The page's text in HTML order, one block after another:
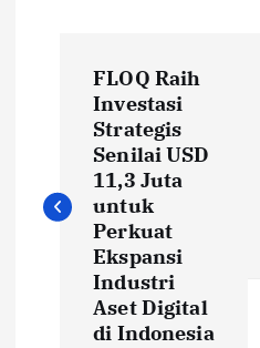
t
FLOQ Raih
Investasi
Strategis
Senilai USD
11,3 Juta
untuk
Perkuat
Ekspansi
Industri
Aset Digital
di Indonesia